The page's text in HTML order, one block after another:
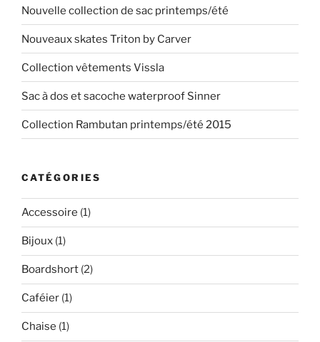
Nouvelle collection de sac printemps/été
Nouveaux skates Triton by Carver
Collection vêtements Vissla
Sac à dos et sacoche waterproof Sinner
Collection Rambutan printemps/été 2015
CATÉGORIES
Accessoire (1)
Bijoux (1)
Boardshort (2)
Caféier (1)
Chaise (1)